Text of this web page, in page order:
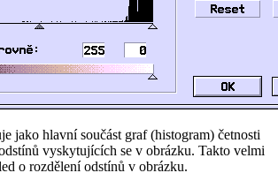
jako hlavní součást graf (histogram) četnosti
vyskytujících se v obrázku. Takto velmi
o rozdělení odstínů v obrázku.